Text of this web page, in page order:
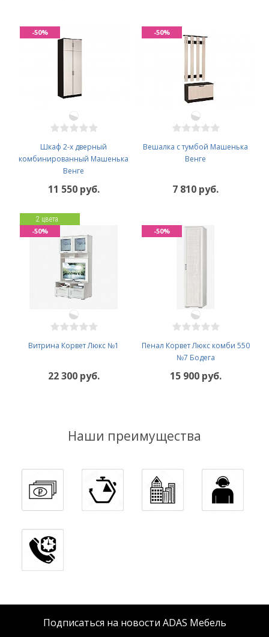
Шкаф 2-х дверный
комбинированный Машенька
Венге
11 550 руб.
-50%
Вешалка с тумбой Машенька
Венге
7 810 руб.
-50%
Витрина Корвет Люкс №1
2 цвета
22 300 руб.
-50%
Пенал Корвет Люкс комби 550
№7 Бодега
15 900 руб.
-50%
Наши преимущества
Подписаться на новости ADAS Мебель